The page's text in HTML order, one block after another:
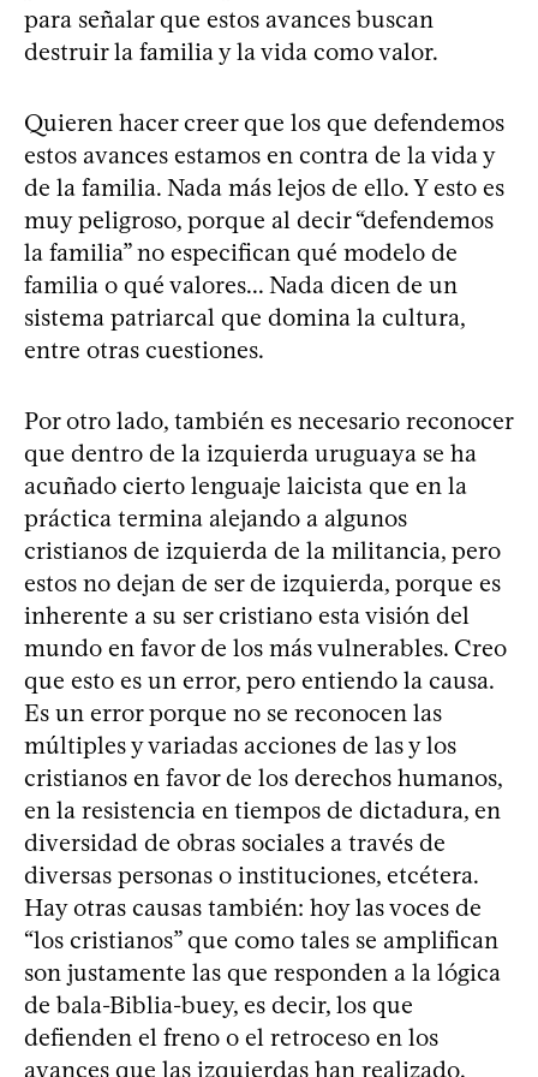
para señalar que estos avances buscan
destruir la familia y la vida como valor.
Quieren hacer creer que los que defendemos
estos avances estamos en contra de la vida y
de la familia. Nada más lejos de ello. Y esto es
muy peligroso, porque al decir “defendemos
la familia” no especifican qué modelo de
familia o qué valores... Nada dicen de un
sistema patriarcal que domina la cultura,
entre otras cuestiones.
Por otro lado, también es necesario reconocer
que dentro de la izquierda uruguaya se ha
acuñado cierto lenguaje laicista que en la
práctica termina alejando a algunos
cristianos de izquierda de la militancia, pero
estos no dejan de ser de izquierda, porque es
inherente a su ser cristiano esta visión del
mundo en favor de los más vulnerables. Creo
que esto es un error, pero entiendo la causa.
Es un error porque no se reconocen las
múltiples y variadas acciones de las y los
cristianos en favor de los derechos humanos,
en la resistencia en tiempos de dictadura, en
diversidad de obras sociales a través de
diversas personas o instituciones, etcétera.
Hay otras causas también: hoy las voces de
“los cristianos” que como tales se amplifican
son justamente las que responden a la lógica
de bala-Biblia-buey, es decir, los que
defienden el freno o el retroceso en los
avances que las izquierdas han realizado.